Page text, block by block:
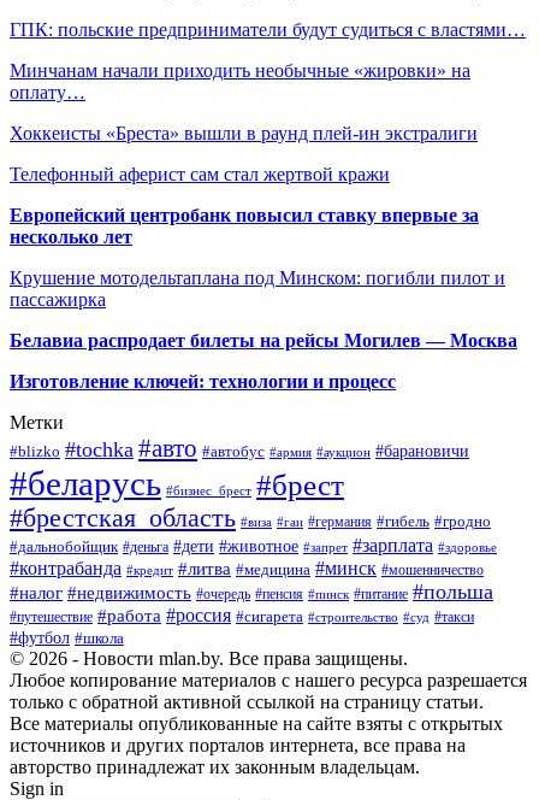
ГПК: польские предприниматели будут судиться с властями…
Минчанам начали приходить необычные «жировки» на
оплату…
Хоккеисты «Бреста» вышли в раунд плей-ин экстралиги
Телефонный аферист сам стал жертвой кражи
Европейский центробанк повысил ставку впервые за
несколько лет
Крушение мотодельтаплана под Минском: погибли пилот и
пассажирка
Белавиа распродает билеты на рейсы Могилев — Москва
Изготовление ключей: технологии и процесс
Метки
#blizko #tochka #авто #автобус #армия #аукцион #барановичи
#беларусь #бизнес_брест #брест
#брестская_область #виза #гаи #германия #гибель #гродно
#дальнобойщик #деньга #дети #животное #запрет #зарплата #здоровье
#контрабанда #кредит #литва #медицина #минск #мошенничество
#налог #недвижимость #очередь #пенсия #пинск #питание #польша
#путешествие #работа #россия #сигарета #строительство #суд #такси
#футбол #школа
© 2026 - Новости mlan.by. Все права защищены.
Любое копирование материалов с нашего ресурса разрешается
только с обратной активной ссылкой на страницу статьи.
Все материалы опубликованные на сайте взяты с открытых
источников и других порталов интернета, все права на
авторство принадлежат их законным владельцам.
Sign in